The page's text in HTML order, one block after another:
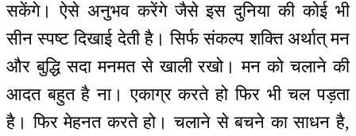
सकेंगे। ऐसे अनुभव करेंगे जैसे इस दुनिया की कोई भी
सीन स्पष्ट दिखाई देती है। सिर्फ संकल्प शक्ति अर्थात् मन
और बुद्धि सदा मनमत से खाली रखो। मन को चलाने की
आदत बहुत है ना। एकाग्र करते हो फिर भी चल पड़ता
है। फिर मेहनत करते हो। चलाने से बचने का साधन है,